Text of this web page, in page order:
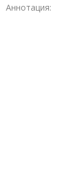
Аннотация: